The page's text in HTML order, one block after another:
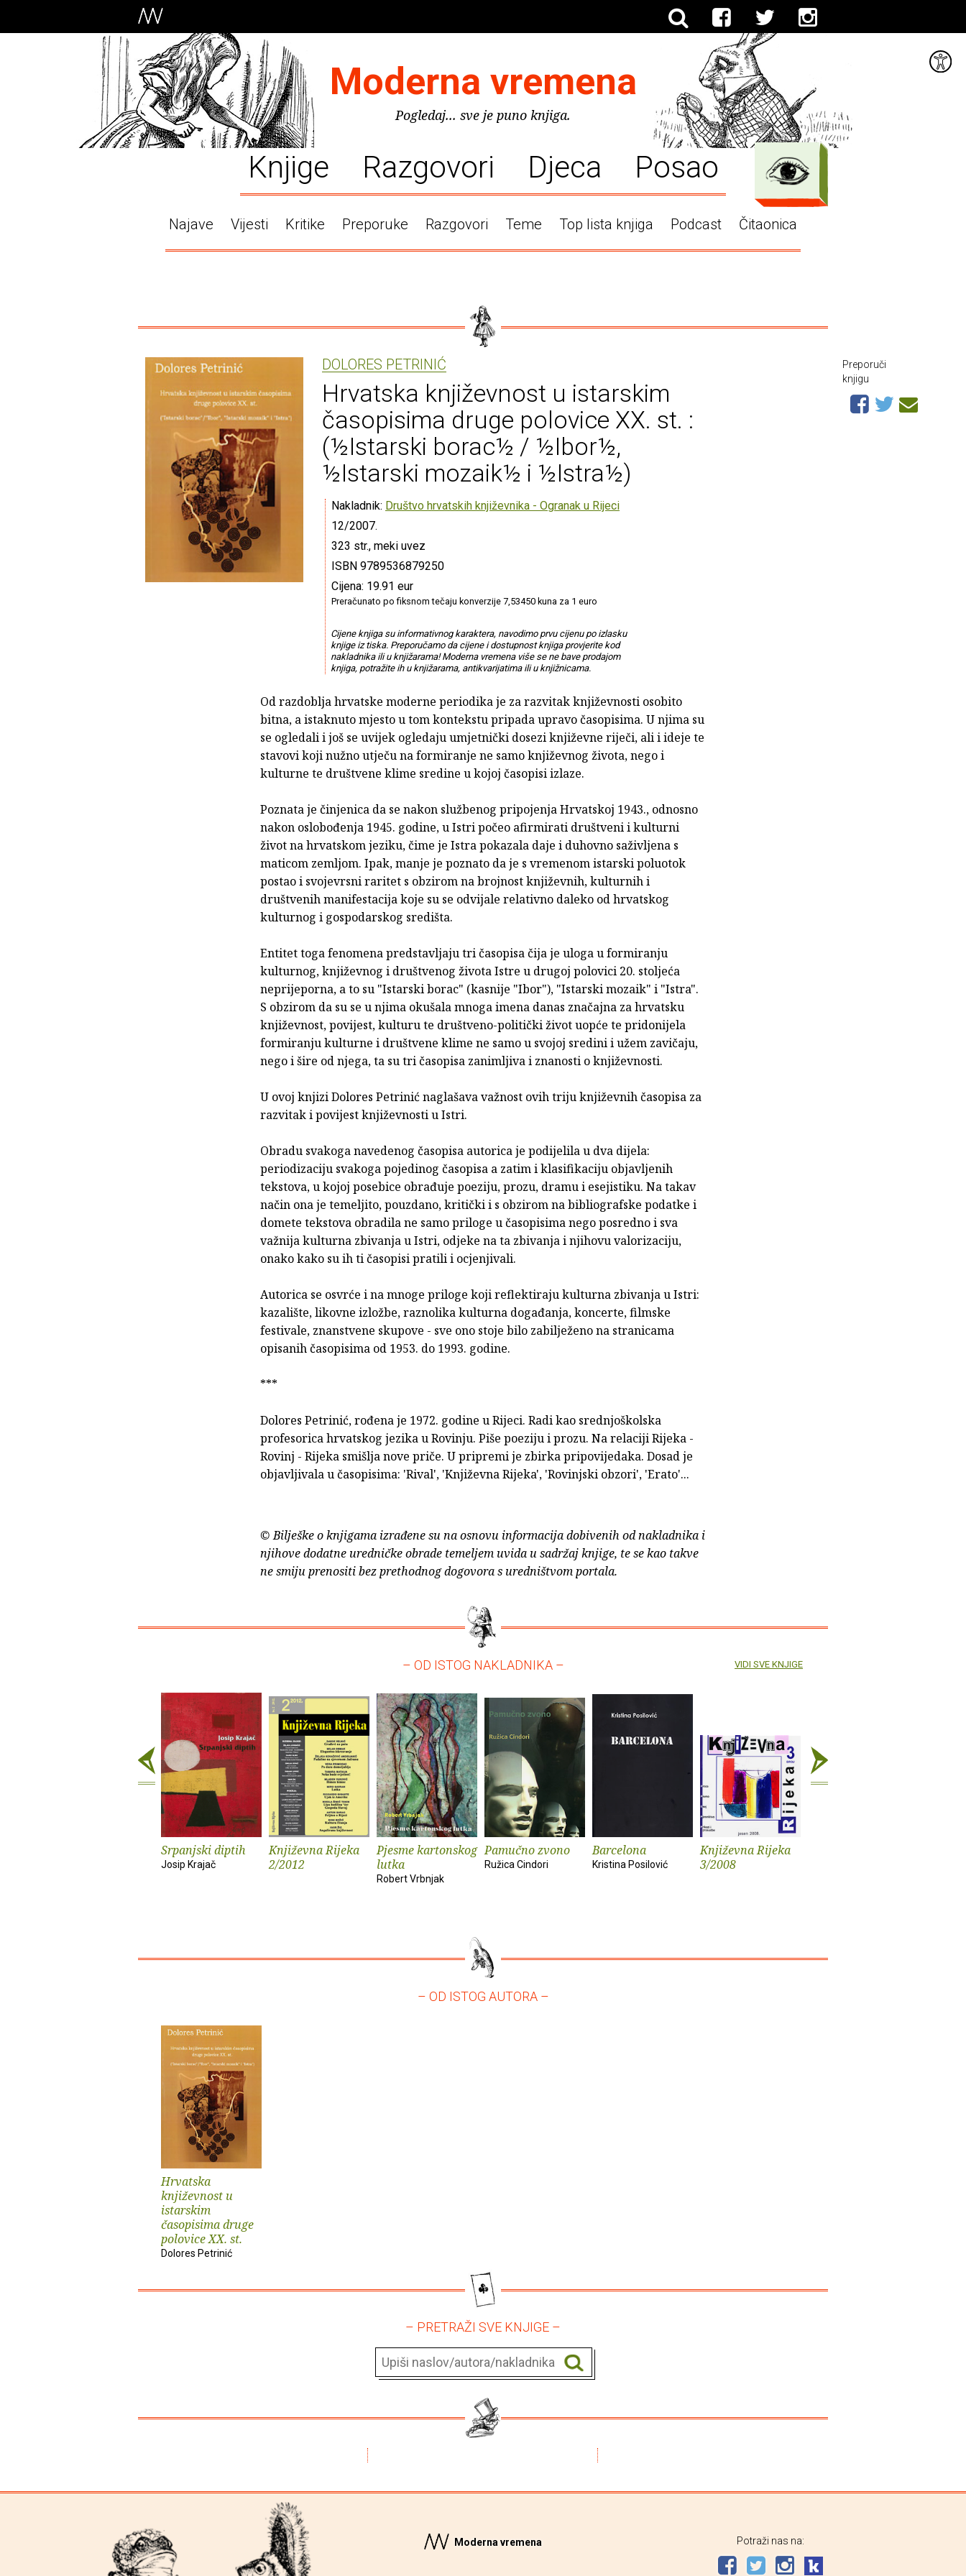
Moderna vremena
Pogledaj... sve je puno knjiga.
Knjige Razgovori Djeca Posao
Najave Vijesti Kritike Preporuke Razgovori Teme Top lista knjiga Podcast Čitaonica
DOLORES PETRINIĆ
Hrvatska književnost u istarskim
časopisima druge polovice XX. st. :
(½Istarski borac½ / ½Ibor½,
½Istarski mozaik½ i ½Istra½)
Nakladnik: Društvo hrvatskih književnika - Ogranak u Rijeci
12/2007.
323 str., meki uvez
ISBN 9789536879250
Cijena: 19.91 eur
Preračunato po fiksnom tečaju konverzije 7,53450 kuna za 1 euro
Cijene knjiga su informativnog karaktera, navodimo prvu cijenu po izlasku
knjige iz tiska. Preporučamo da cijene i dostupnost knjiga provjerite kod
nakladnika ili u knjižarama! Moderna vremena više se ne bave prodajom
knjiga, potražite ih u knjižarama, antikvarijatima ili u knjižnicama.
Od razdoblja hrvatske moderne periodika je za razvitak književnosti osobito
bitna, a istaknuto mjesto u tom kontekstu pripada upravo časopisima. U njima su
se ogledali i još se uvijek ogledaju umjetnički dosezi književne riječi, ali i ideje te
stavovi koji nužno utječu na formiranje ne samo književnog života, nego i
kulturne te društvene klime sredine u kojoj časopisi izlaze.
Poznata je činjenica da se nakon službenog pripojenja Hrvatskoj 1943., odnosno
nakon oslobođenja 1945. godine, u Istri počeo afirmirati društveni i kulturni
život na hrvatskom jeziku, čime je Istra pokazala daje i duhovno saživljena s
maticom zemljom. Ipak, manje je poznato da je s vremenom istarski poluotok
postao i svojevrsni raritet s obzirom na brojnost književnih, kulturnih i
društvenih manifestacija koje su se odvijale relativno daleko od hrvatskog
kulturnog i gospodarskog središta.
Entitet toga fenomena predstavljaju tri časopisa čija je uloga u formiranju
kulturnog, književnog i društvenog života Istre u drugoj polovici 20. stoljeća
neprijeporna, a to su "Istarski borac" (kasnije "Ibor"), "Istarski mozaik" i "Istra".
S obzirom da su se u njima okušala mnoga imena danas značajna za hrvatsku
književnost, povijest, kulturu te društveno-politički život uopće te pridonijela
formiranju kulturne i društvene klime ne samo u svojoj sredini i užem zavičaju,
nego i šire od njega, ta su tri časopisa zanimljiva i znanosti o književnosti.
U ovoj knjizi Dolores Petrinić naglašava važnost ovih triju književnih časopisa za
razvitak i povijest književnosti u Istri.
Obradu svakoga navedenog časopisa autorica je podijelila u dva dijela:
periodizaciju svakoga pojedinog časopisa a zatim i klasifikaciju objavljenih
tekstova, u kojoj posebice obrađuje poeziju, prozu, dramu i esejistiku. Na takav
način ona je temeljito, pouzdano, kritički i s obzirom na bibliografske podatke i
domete tekstova obradila ne samo priloge u časopisima nego posredno i sva
važnija kulturna zbivanja u Istri, odjeke na ta zbivanja i njihovu valorizaciju,
onako kako su ih ti časopisi pratili i ocjenjivali.
Autorica se osvrće i na mnoge priloge koji reflektiraju kulturna zbivanja u Istri:
kazalište, likovne izložbe, raznolika kulturna događanja, koncerte, filmske
festivale, znanstvene skupove - sve ono stoje bilo zabilježeno na stranicama
opisanih časopisima od 1953. do 1993. godine.
***
Dolores Petrinić, rođena je 1972. godine u Rijeci. Radi kao srednjoškolska
profesorica hrvatskog jezika u Rovinju. Piše poeziju i prozu. Na relaciji Rijeka -
Rovinj - Rijeka smišlja nove priče. U pripremi je zbirka pripovijedaka. Dosad je
objavljivala u časopisima: 'Rival', 'Književna Rijeka', 'Rovinjski obzori', 'Erato'...
© Bilješke o knjigama izrađene su na osnovu informacija dobivenih od nakladnika i
njihove dodatne uredničke obrade temeljem uvida u sadržaj knjige, te se kao takve
ne smiju prenositi bez prethodnog dogovora s uredništvom portala.
Preporuči
knjigu
– OD ISTOG NAKLADNIKA –
Srpanjski diptih
Josip Krajač
Književna Rijeka
2/2012
Pjesme kartonskog
lutka
Robert Vrbnjak
Pamučno zvono
Ružica Cindori
Barcelona
Kristina Posilović
Književna Rijeka
3/2008
VIDI SVE KNJIGE
– OD ISTOG AUTORA –
Hrvatska
književnost u
istarskim
časopisima druge
polovice XX. st.
Dolores Petrinić
– PRETRAŽI SVE KNJIGE –
Moderna vremena Potraži nas na: